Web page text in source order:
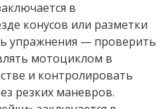
в
конусов или разметки
упражнения — проверить
мотоциклом в
и контролировать
резких маневров.